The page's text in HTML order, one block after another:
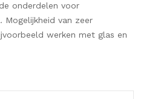
onderdelen voor
Mogelijkheid van zeer
werken met glas en